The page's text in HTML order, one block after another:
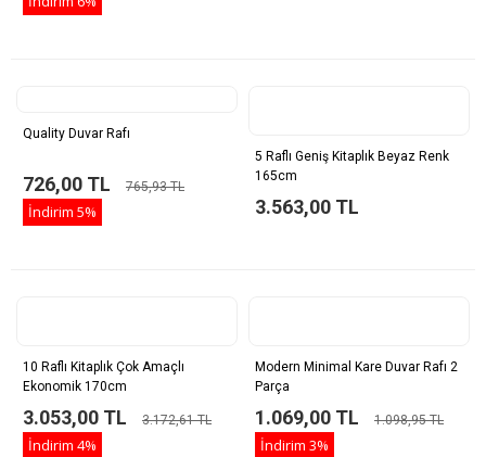
Quality Duvar Rafı
726,00 TL 765,93 TL
İndirim 5%
5 Raflı Geniş Kitaplık Beyaz Renk
165cm
3.563,00 TL
10 Raflı Kitaplık Çok Amaçlı
Ekonomik 170cm
3.053,00 TL 3.172,61 TL
İndirim 4%
Modern Minimal Kare Duvar Rafı 2
Parça
1.069,00 TL 1.098,95 TL
İndirim 3%